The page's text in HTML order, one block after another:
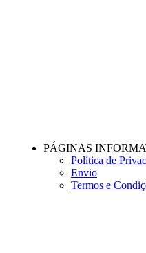
PÁGINAS
Política de
Envio
Termos e